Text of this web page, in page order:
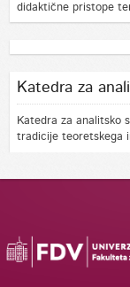
didaktične pristope
Katedra za
Katedra za analitsko
tradicije teoretskega